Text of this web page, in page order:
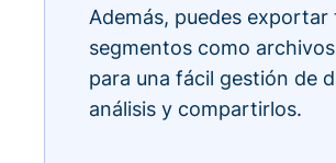
Además, puedes exportar
segmentos como
para una fácil gestión de
análisis y compartirlos.